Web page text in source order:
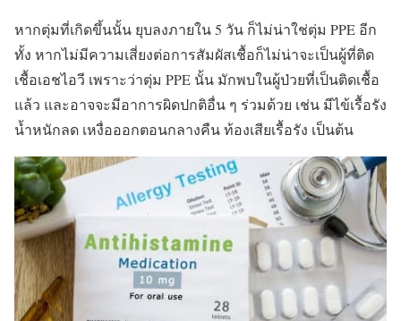
หากตุ่มที่เกิดขึ้นนั้น ยุบลงภายใน 5 วัน ก็ไม่น่าใช่ตุ่ม PPE อีก
ทั้ง หากไม่มีความเสี่ยงต่อการสัมผัสเชื้อก็ไม่น่าจะเป็นผู้ที่ติด
เชื้อเอชไอวี เพราะว่าตุ่ม PPE นั้น มักพบในผู้ป่วยที่เป็นติดเชื้อ
แล้ว และอาจจะมีอาการผิดปกติอื่น ๆ ร่วมด้วย เช่น มีไข้เรื้อรัง
น้ำหนักลด เหงื่อออกตอนกลางคืน ท้องเสียเรื้อรัง เป็นต้น